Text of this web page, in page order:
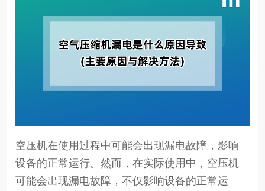
空压机在使用过程中可能会出现漏电故障，影响
设备的正常运行。然而，在实际使用中，空压机
可能会出现漏电故障，不仅影响设备的正常运